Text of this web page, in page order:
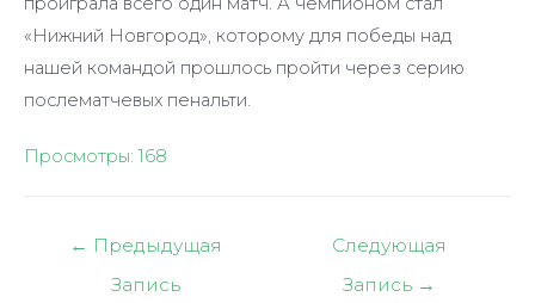
«Нижний Новгород», которому для победы над
нашей командой прошлось пройти через серию
послематчевых пенальти.
Просмотры: 168
Навигация
← Предыдущая
Запись
Следующая
Запись →